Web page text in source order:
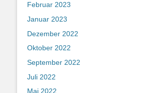
Februar 2023
Januar 2023
Dezember 2022
Oktober 2022
September 2022
Juli 2022
Mai 2022